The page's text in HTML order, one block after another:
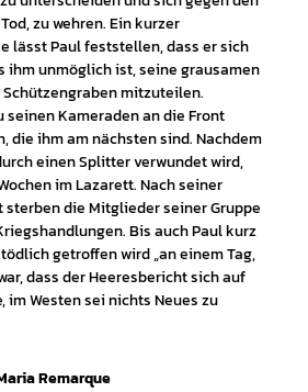
zu wehren. Ein kurzer
lässt Paul feststellen, dass er sich
ihm unmöglich ist, seine grausamen
mitzuteilen.
Kameraden an die Front
die ihm am nächsten sind. Nachdem
einen Splitter verwundet wird,
im Lazarett. Nach seiner
sterben die Mitglieder seiner Gruppe
Bis auch Paul kurz
getroffen wird „an einem Tag,
dass der Heeresbericht sich auf
im Westen sei nichts Neues zu
Remarque